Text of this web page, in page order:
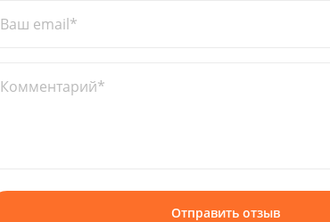
Ваш email*
Комментарий*
Отправить отзыв